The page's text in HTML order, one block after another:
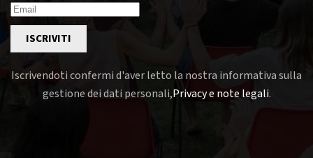
ISCRIVITI
Iscrivendoti confermi d'aver letto la nostra informativa sulla
gestione dei dati personali,Privacy e note legali.